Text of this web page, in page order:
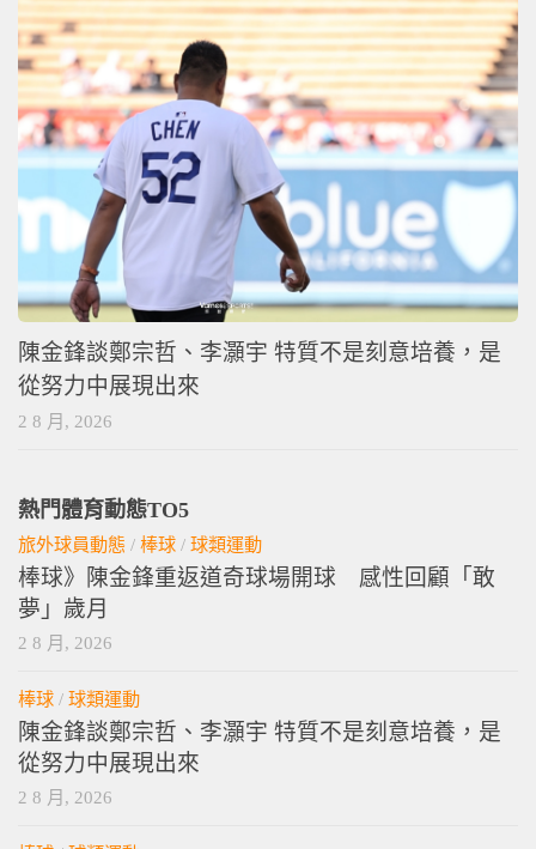
陳金鋒談鄭宗哲、李灝宇 特質不是刻意培養，是
從努力中展現出來
2 8 月, 2026
熱門體育動態TO5
旅外球員動態 / 棒球 / 球類運動
棒球》陳金鋒重返道奇球場開球 感性回顧「敢
夢」歲月
2 8 月, 2026
棒球 / 球類運動
陳金鋒談鄭宗哲、李灝宇 特質不是刻意培養，是
從努力中展現出來
2 8 月, 2026